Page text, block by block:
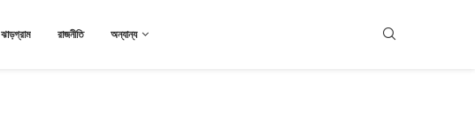
ঝাড়গ্রাম রাজনীতি অন্যান্য